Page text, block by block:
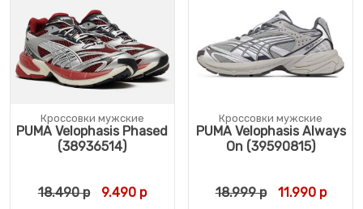
Кроссовки мужские
PUMA Velophasis Phased
(38936514)
18.490р Первоначальная цена составляла 18.490
9.490рТекущая цена: 9.490 р.
Кроссовки мужские
PUMA Velophasis Always
On (39590815)
18.999р 11.990р